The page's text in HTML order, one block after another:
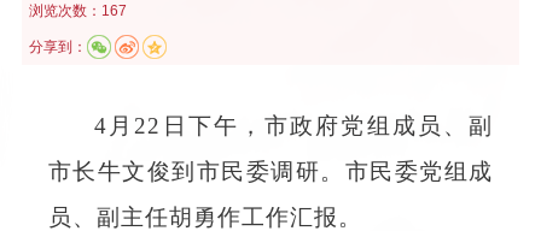
浏览次数：167
分享到：
4月22日下午，市政府党组成员、副
市长牛文俊到市民委调研。市民委党组成
员、副主任胡勇作工作汇报。